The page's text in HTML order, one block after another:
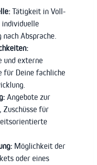
Tätigkeit in Voll-
individuelle
Absprache.
und externe
für Deine fachliche
Angebote zur
Zuschüsse für
Möglichkeit der
oder eines